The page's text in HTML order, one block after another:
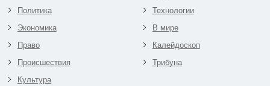
Политика
Экономика
Право
Происшествия
Культура
Технологии
В мире
Калейдоскоп
Трибуна